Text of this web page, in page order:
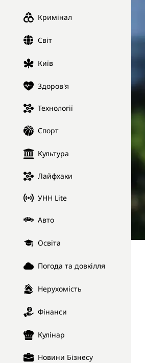
Кримінал
Світ
Київ
Здоров'я
Технології
Спорт
Культура
Лайфхаки
УНН Lite
Авто
Освіта
Погода та довкілля
Нерухомість
Фінанси
Кулінар
Новини Бізнесу